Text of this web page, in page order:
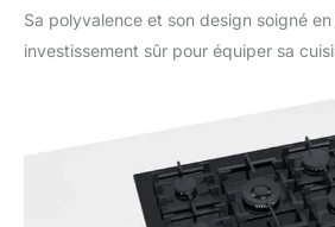
Sa polyvalence et son design soigné
investissement sûr pour équiper sa